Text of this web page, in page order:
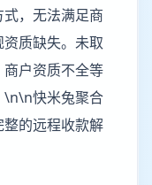
，无法满足商
质缺失。未取
户资质不全等
\n\n快米兔聚合
的远程收款解